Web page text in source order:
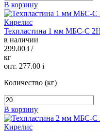
В корзину
Техпластина 1 мм МБС-С
в наличии
299.00 i /
кг
опт. 277.00 i
Количество (кг)
В корзину